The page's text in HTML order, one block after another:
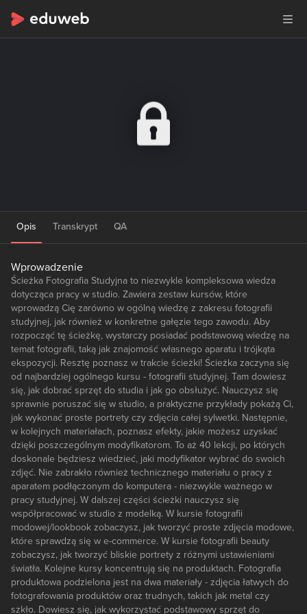
Opis Transkrypt QA
Wprowadzenie
Ścieżka Fotografia Studyjna to niezwykle kompleksowa wiedza
dotycząca pracy w studio. Zawiera zestaw kursów, które
wprowadzą Cię zarówno w ogólną wiedzę z zakresu fotografii
studyjnej, jak również w konkretne gałęzie tego zawodu. Aby
rozpocząć tę ścieżkę, wystarczy posiadać podstawową wiedzę na
temat fotografii, taką jak znajomość własnego aparatu i trójkąta
ekspozycji. Resztę poznasz w trakcie ścieżki! Ścieżka zaczyna się
od najbardziej ogólnego kursu - fotografii studyjnej. Tam dowiesz
się, jak dobrać sprzęt do studia i jak go obsłużyć. Nauczysz się
sprawnie poruszać się w studio, a praktyczne przykłady pokażą Ci,
jak wykonać proste portrety czy zdjęcia całej sylwetki. Następnie,
w kolejnych materiałach, poznasz efekty, jakie możesz uzyskać
dzięki poszczególnym modyfikatorom. To aż 40 lekcji, po których
doskonale będziesz wiedzieć, jaki modyfikator wybrać do swoich
zdjęć. Nie zabrakło również technicznego materiału o pracy z
aparatem podłączonym do komputera - niezwykle ważnego w
pracy studyjnej. W dalszej części ścieżki nauczysz się
współpracować w studio z modelką. W kursie fotografii
modowej/lookbook zobaczysz, jak tworzyć proste zdjęcia modowe,
które sprawdzą się w e-commerce. W kursie fotografii beauty
zobaczysz, jak tworzyć bliskie portrety z różnymi ustawieniami
światła. Kolejne kursy koncentrują się na produktach. Fotografia
produktowa podzielona jest na dwa materiały - zdjęcia łatwych do
fotografowania produktów oraz trudnych, takich jak metal czy
szkło. Dowiesz się, jak wykorzystać podstawowy sprzęt do